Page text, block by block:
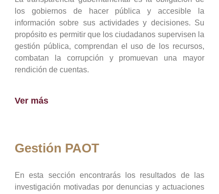
los gobiernos de hacer pública y accesible la
información sobre sus actividades y decisiones. Su
propósito es permitir que los ciudadanos supervisen la
gestión pública, comprendan el uso de los recursos,
combatan la corrupción y promuevan una mayor
rendición de cuentas.
Ver más
Gestión PAOT
En esta sección encontrarás los resultados de las
investigación motivadas por denuncias y actuaciones